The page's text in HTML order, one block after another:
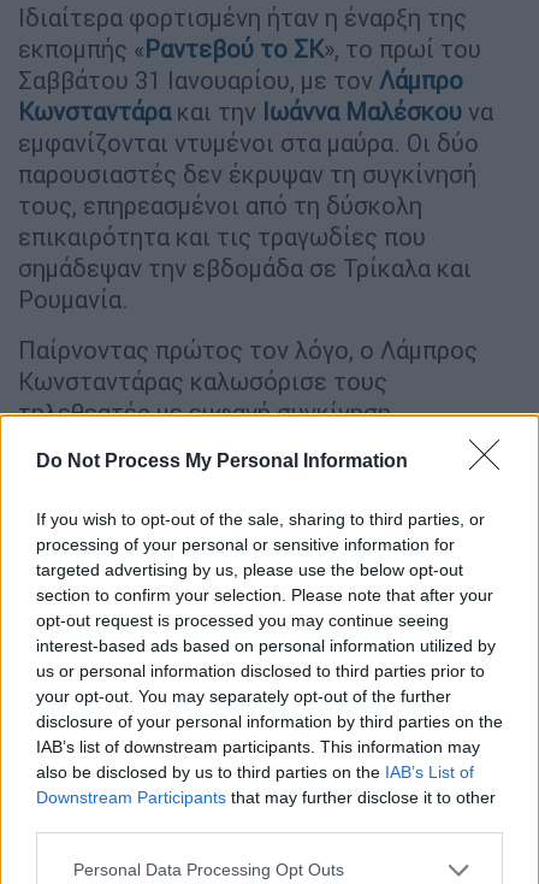
Do Not Process My Personal Information
If you wish to opt-out of the sale, sharing to third parties, or
processing of your personal or sensitive information for
targeted advertising by us, please use the below opt-out
section to confirm your selection. Please note that after your
opt-out request is processed you may continue seeing
interest-based ads based on personal information utilized by
us or personal information disclosed to third parties prior to
your opt-out. You may separately opt-out of the further
disclosure of your personal information by third parties on the
IAB’s list of downstream participants. This information may
also be disclosed by us to third parties on the IAB’s List of
Downstream Participants that may further disclose it to other
Please note that this website/app uses one or more Google
Personal Data Processing Opt Outs
Ιδιαίτερα φορτισμένη ήταν η έναρξη της
εκπομπής «Ραντεβού το ΣΚ», το πρωί του
Σαββάτου 31 Ιανουαρίου, με τον Λάμπρο
Κωνσταντάρακαι την Ιωάννα Μαλέσκου να
εμφανίζονται ντυμένοι στα μαύρα. Οι δύο
παρουσιαστές δεν έκρυψαν τη συγκίνησή
τους, επηρεασμένοι από τη δύσκολη
επικαιρότητα και τις τραγωδίες που
σημάδεψαν την εβδομάδα σε Τρίκαλα και
Ρουμανία.
Παίρνοντας πρώτος τον λόγο, ο Λάμπρος
Κωνσταντάρας καλωσόρισε τους
τηλεθεατές με εμφανή συγκίνηση,
τονίζοντας πως ο Ιανουάριος ολοκληρώθηκε
με τον πιο δυσάρεστο τρόπο.
ΔΙΑΒΑΣΤΕ ΕΠΙΣΗΣ
Τηλεόραση|11.01.2026 12:20
Λάμπρος Κωνσταντάρας στο
ethnos.gr: «Με τη Μαλέσκου είμαστε
εντελώς διαφορετικοί, αλλά αυτό
έχει ενδιαφέρον»
«Δεν κύλησε εύκολα αυτός ο μήνας και
σίγουρα δεν τελείωσε καλά. Ήταν μια